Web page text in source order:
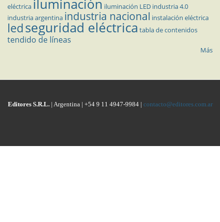
eléctrica iluminación iluminación LED industria 4.0
industria argentina industria nacional instalación eléctrica
ledseguridad eléctrica tabla de contenidos
tendido de líneas
Más
Editores S.R.L.| Argentina | +54 9 11 4947-9984 | contacto@editores.com.ar